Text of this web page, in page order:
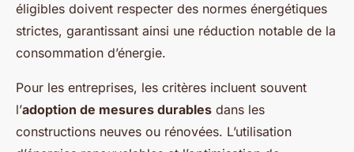
éligibles doivent respecter des normes énergétiques
strictes, garantissant ainsi une réduction notable de la
consommation d’énergie.
Pour les entreprises, les critères incluent souvent
l’adoption de mesures durables dans les
constructions neuves ou rénovées. L’utilisation